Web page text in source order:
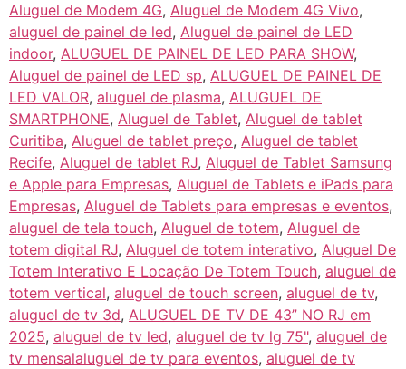
Aluguel de Modem 4G, Aluguel de Modem 4G Vivo,
aluguel de painel de led, Aluguel de painel de LED
indoor, ALUGUEL DE PAINEL DE LED PARA SHOW,
Aluguel de painel de LED sp, ALUGUEL DE PAINEL DE
LED VALOR, aluguel de plasma, ALUGUEL DE
SMARTPHONE, Aluguel de Tablet, Aluguel de tablet
Curitiba, Aluguel de tablet preço, Aluguel de tablet
Recife, Aluguel de tablet RJ, Aluguel de Tablet Samsung
e Apple para Empresas, Aluguel de Tablets e iPads para
Empresas, Aluguel de Tablets para empresas e eventos,
aluguel de tela touch, Aluguel de totem, Aluguel de
totem digital RJ, Aluguel de totem interativo, Aluguel De
Totem Interativo E Locação De Totem Touch, aluguel de
totem vertical, aluguel de touch screen, aluguel de tv,
aluguel de tv 3d, ALUGUEL DE TV DE 43” NO RJ em
2025, aluguel de tv led, aluguel de tv lg 75", aluguel de
tv mensalaluguel de tv para eventos, aluguel de tv